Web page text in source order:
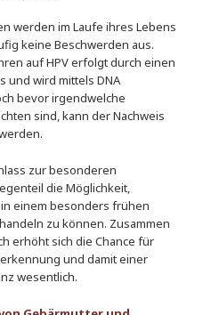
werden im Laufe ihres Lebens
keine Beschwerden aus.
auf HPV erfolgt durch einen
und wird mittels DNA
bevor irgendwelche
sind, kann der Nachweis
zur besonderen
die Möglichkeit,
einem besonders frühen
zu können. Zusammen
erhöht sich die Chance für
und damit einer
wesentlich.